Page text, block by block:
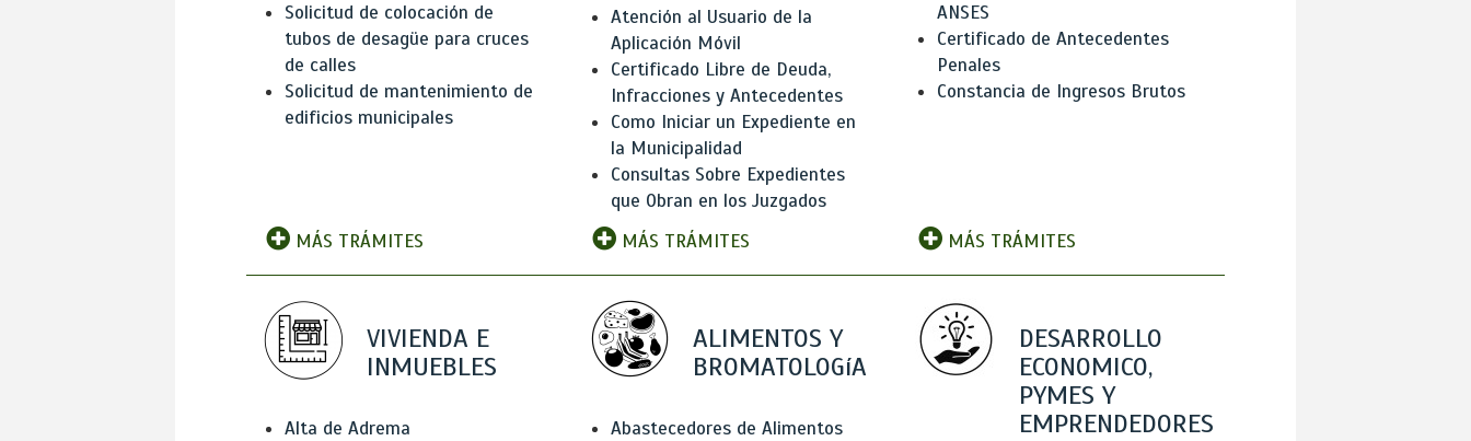
Solicitud de colocación de
tubos de desagüe para cruces
de calles
Solicitud de mantenimiento de
edificios municipales
MÁS TRÁMITES
Atención al Usuario de la
Aplicación Móvil
Certificado Libre de Deuda,
Infracciones y Antecedentes
Como Iniciar un Expediente en
la Municipalidad
Consultas Sobre Expedientes
que Obran en los Juzgados
MÁS TRÁMITES
ANSES
Certificado de Antecedentes
Penales
Constancia de Ingresos Brutos
MÁS TRÁMITES
VIVIENDA E
INMUEBLES
Alta de Adrema
ALIMENTOS Y
BROMATOLOGíA
Abastecedores de Alimentos
DESARROLLO
ECONOMICO,
PYMES Y
EMPRENDEDORES